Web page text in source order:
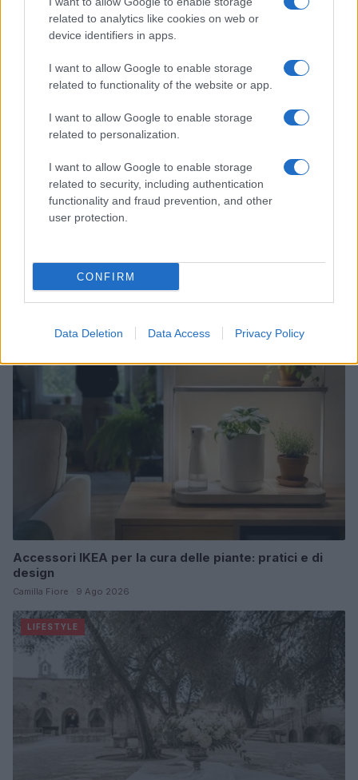
related to analytics like cookies on web or
device identifiers in apps.
I want to allow Google to enable storage
related to functionality of the website or app.
I want to allow Google to enable storage
related to personalization.
I want to allow Google to enable storage
related to security, including authentication
functionality and fraud prevention, and other
user protection.
CONFIRM
Data Deletion Data Access Privacy Policy
Mostre a Parigi estate 2026: cosa vedere nei musei e
spazi espositivi
LIFESTYLE
Accessori IKEA per la cura delle piante: pratici e di
design
Camilla Fiore · 9 Ago 2026
LIFESTYLE